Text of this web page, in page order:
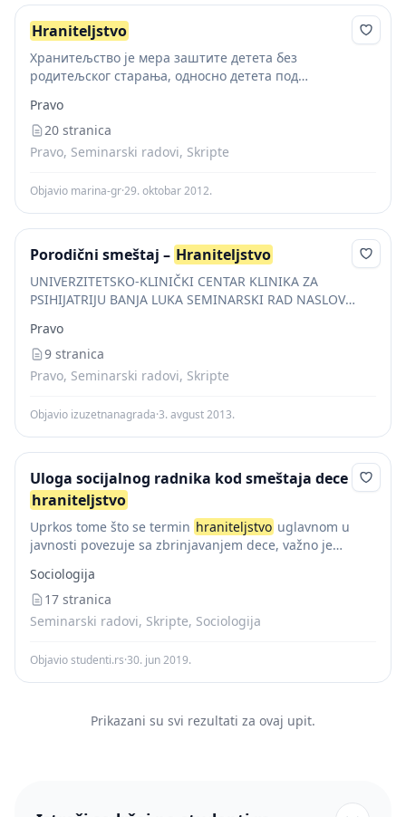
Hraniteljstvo
Хранитељство је мера заштите детета без
родитељског старања, односно детета под
психофизичком развоју или поремећај понашања, а
које привремено не може да живи са...
Pravo
20 stranica
Pravo, Seminarski radovi, Skripte
Objavio marina-gr·29. oktobar 2012.
Porodični smeštaj – Hraniteljstvo
UNIVERZITETSKO-KLINIČKI CENTAR KLINIKA ZA
PSIHIJATRIJU BANJA LUKA SEMINARSKI RAD NASLOV
Mr sc med dr Nera Zivlak-Radulović Ime i prezime
doktora : Nataša...
Pravo
9 stranica
Pravo, Seminarski radovi, Skripte
Objavio izuzetnanagrada·3. avgust 2013.
Uloga socijalnog radnika kod smeštaja dece u
hraniteljstvo
Uprkos tome što se termin hraniteljstvo uglavnom u
javnosti povezuje sa zbrinjavanjem dece, važno je
hraniteljstvo
unutar prakse...
Sociologija
17 stranica
Seminarski radovi, Skripte, Sociologija
Objavio studenti.rs·30. jun 2019.
Prikazani su svi rezultati za ovaj upit.